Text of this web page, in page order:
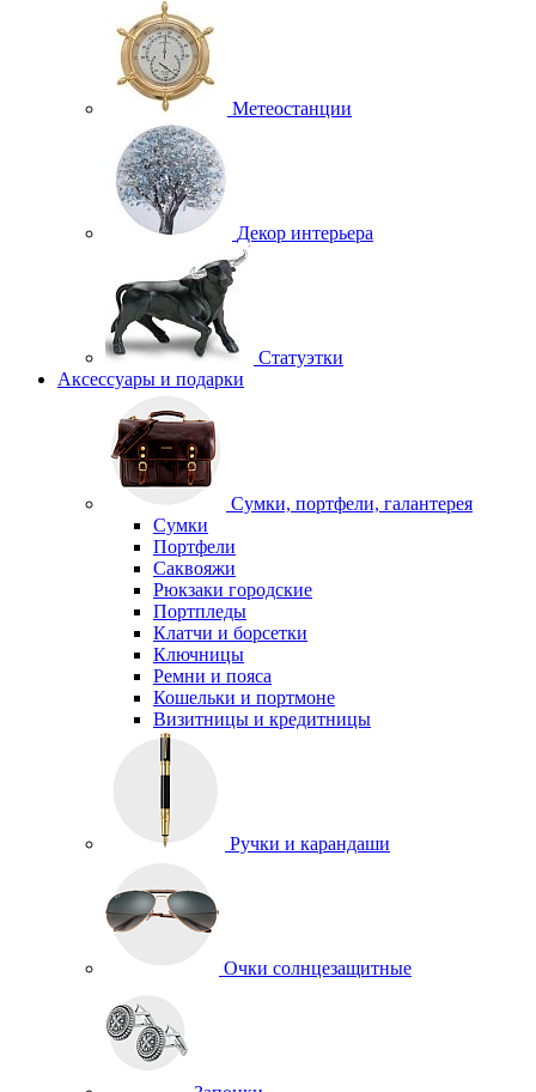
Метеостанции
Декор интерьера
Статуэтки
Аксессуары и подарки
Сумки, портфели, галантерея
Сумки
Портфели
Саквояжи
Рюкзаки городские
Портпледы
Клатчи и борсетки
Ключницы
Ремни и пояса
Кошельки и портмоне
Визитницы и кредитницы
Ручки и карандаши
Очки солнцезащитные